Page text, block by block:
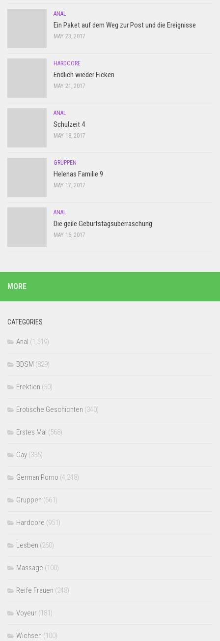
ANAL
Ein Paket auf dem Weg zur Post und die Ereignisse
MAY 23, 2017
HARDCORE
Endlich wieder Ficken
MAY 21, 2017
ANAL
Schulzeit 4
MAY 18, 2017
GRUPPEN
Helenas Familie 9
MAY 17, 2017
ANAL
Die geile Geburtstagsüberraschung
MAY 16, 2017
MORE
CATEGORIES
Anal (1,519)
BDSM (829)
Erektion (50)
Erotische Geschichten (340)
Erstes Mal (568)
Gay (335)
German Porno (4,248)
Gruppen (661)
Hardcore (951)
Lesben (260)
Massage (100)
Reife Frauen (248)
Voyeur (181)
Wichsen (100)